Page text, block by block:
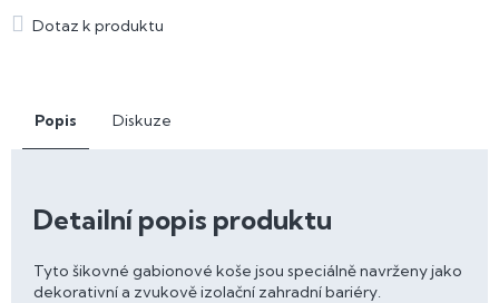
Popis Diskuze
Detailní popis produktu
Tyto šikovné gabionové koše jsou speciálně navrženy jako
dekorativní a zvukově izolační zahradní bariéry.